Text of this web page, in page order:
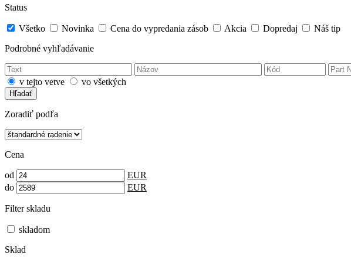
Status
Všetko Novinka Cena do vypredania zásob Akcia Dopredaj
Náš tip
Podrobné vyhľadávanie
v tejto vetve vo všetkých
Hľadať
Zoradiť podľa
Cena
od
EUR
do
EUR
Filter skladu
skladom
Sklad